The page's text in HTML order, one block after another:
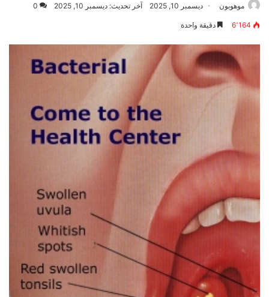
موهوبون ديسمبر 10, 2025 آخر تحديث: ديسمبر 10, 2025 0
6٬164 دقيقة واحدة